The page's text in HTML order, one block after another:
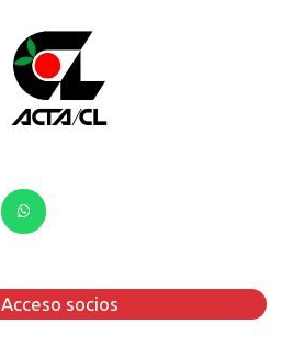
Acceso socios